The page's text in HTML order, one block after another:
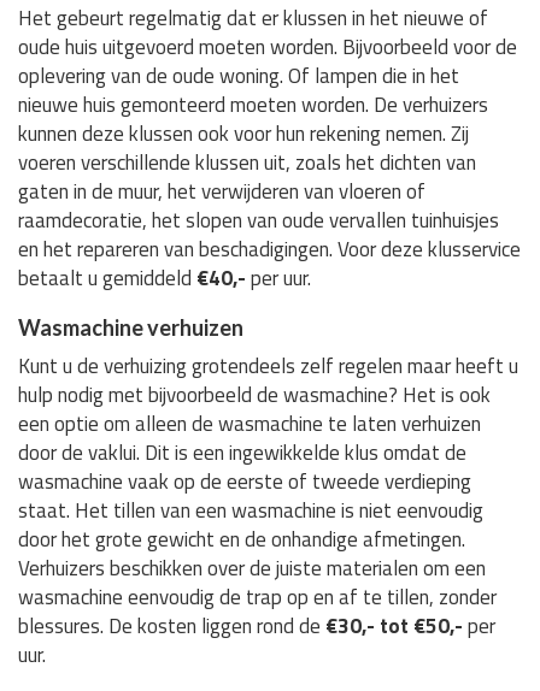
Het gebeurt regelmatig dat er klussen in het nieuwe of
oude huis uitgevoerd moeten worden. Bijvoorbeeld voor de
oplevering van de oude woning. Of lampen die in het
nieuwe huis gemonteerd moeten worden. De verhuizers
kunnen deze klussen ook voor hun rekening nemen. Zij
voeren verschillende klussen uit, zoals het dichten van
gaten in de muur, het verwijderen van vloeren of
raamdecoratie, het slopen van oude vervallen tuinhuisjes
en het repareren van beschadigingen. Voor deze klusservice
betaalt u gemiddeld €40,-per uur.
Wasmachine verhuizen
Kunt u de verhuizing grotendeels zelf regelen maar heeft u
hulp nodig met bijvoorbeeld de wasmachine? Het is ook
een optie om alleen de wasmachine te laten verhuizen
door de vaklui. Dit is een ingewikkelde klus omdat de
wasmachine vaak op de eerste of tweede verdieping
staat. Het tillen van een wasmachine is niet eenvoudig
door het grote gewicht en de onhandige afmetingen.
Verhuizers beschikken over de juiste materialen om een
wasmachine eenvoudig de trap op en af te tillen, zonder
blessures. De kosten liggen rond de €30,- tot €50,-per
uur.